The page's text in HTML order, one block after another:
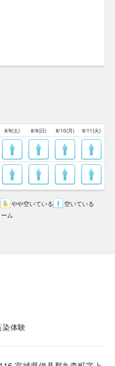
8/8(土) 8/9(日) 8/10(月) 8/11(火)
やや空いている
空いている
ム
体験